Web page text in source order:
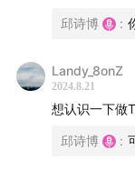
音频剪辑： 邱
场地提供方：深
Playlist：ヒグ
季part2片尾曲
邱诗博 :
Landy_8onZ
2024.8.21
想认识一下做
邱诗博 :